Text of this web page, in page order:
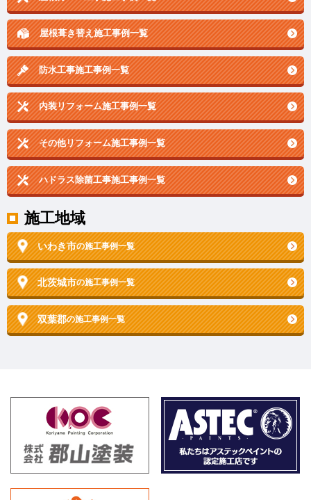
屋根葺き替え施工事例一覧
防水工事施工事例一覧
内装リフォーム施工事例一覧
その他リフォーム施工事例一覧
ハドラス除菌工事施工事例一覧
施工地域
いわき市の施工事例一覧
北茨城市の施工事例一覧
双葉郡の施工事例一覧